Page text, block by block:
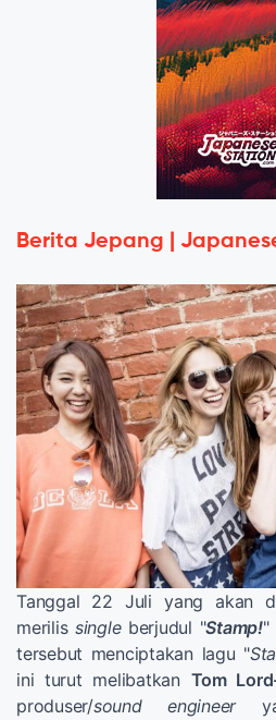
Berita Jepang |
Tanggal 22 Juli yang akan
merilis singleberjudul "Stamp!"
tersebut menciptakan lagu "
ini turut melibatkan Tom
produser/sound engineer